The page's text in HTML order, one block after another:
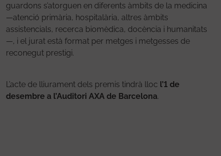
guardons s’atorguen en diferents àmbits de la medicina
—atenció primària, hospitalària, altres àmbits
assistencials, recerca biomèdica, docència i humanitats
—, i el jurat està format per metges i metgesses de
reconegut prestigi.
L’acte de lliurament dels premis tindrà lloc l’1 de
desembre a l’Auditori AXA de Barcelona.